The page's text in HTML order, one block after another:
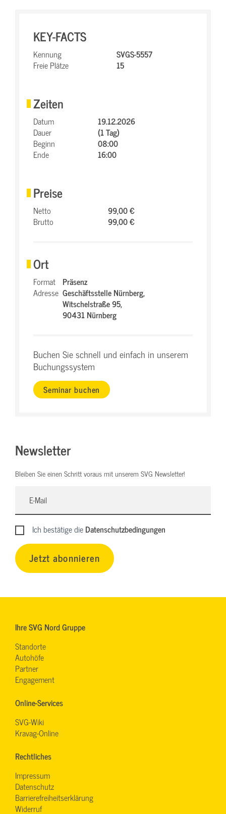
KEY-FACTS
Kennung
SVGS-5557
Freie Plätze
15
Zeiten
Datum
19.12.2026
Dauer
(1 Tag)
Beginn
08:00
Ende
16:00
Preise
Netto
99,00 €
Brutto
99,00 €
Ort
Format Präsenz
Adresse Geschäftsstelle Nürnberg,
Witschelstraße 95,
90431 Nürnberg
Buchen Sie schnell und einfach in unserem
Buchungssystem
Seminar buchen
Newsletter
Bleiben Sie einen Schritt voraus mit unserem SVG Newsletter!
Ich bestätige dieDatenschutzbedingungen
Jetzt abonnieren
Ihre SVG Nord Gruppe
Standorte
Autohöfe
Partner
Engagement
Online-Services
SVG-Wiki
Kravag-Online
Rechtliches
Impressum
Datenschutz
Barrierefreiheitserklärung
Widerruf